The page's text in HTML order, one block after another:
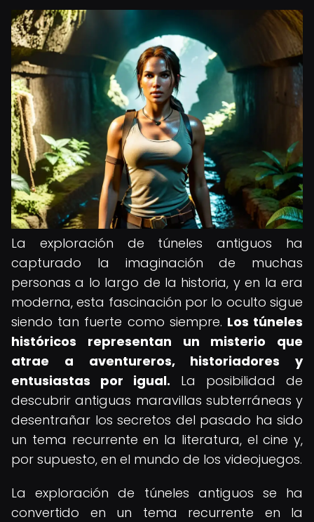
La exploración de túneles antiguos ha
capturado la imaginación de muchas
personas a lo largo de la historia, y en la era
moderna, esta fascinación por lo oculto sigue
siendo tan fuerte como siempre. Los túneles
históricos representan un misterio que
atrae a aventureros, historiadores y
entusiastas por igual. La posibilidad de
descubrir antiguas maravillas subterráneas y
desentrañar los secretos del pasado ha sido
un tema recurrente en la literatura, el cine y,
por supuesto, en el mundo de los videojuegos.
La exploración de túneles antiguos se ha
convertido en un tema recurrente en la